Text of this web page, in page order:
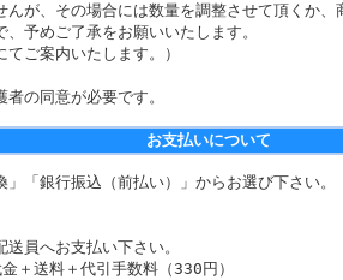
んが、その場合には数量を調整させて頂くか
予めご了承をお願いいたします。
てご案内いたします。）
の同意が必要です。
お支払いについて
「銀行振込（前払い）」からお選び下さい。
員へお支払い下さい。
＋送料＋代引手数料（330円）